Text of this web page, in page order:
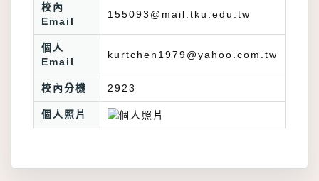
校內
Email
155093@mail.tku.edu.tw
個人
Email
kurtchen1979@yahoo.com.tw
校內分機 2923
個人照片